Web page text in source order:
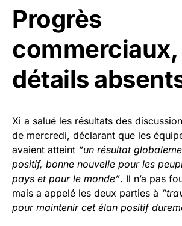
Progrès
commerciaux,
détails
Xi a salué les résultats des
de mercredi, déclarant que les
avaient atteint “un résultat
positif, bonne nouvelle pour les
pays et pour le monde”. Il n’a pas
mais a appelé les deux parties à
pour maintenir cet élan positif